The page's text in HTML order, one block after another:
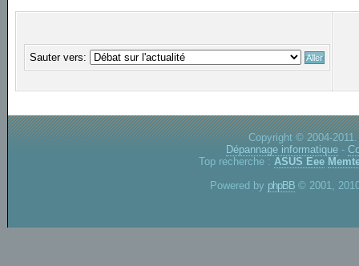
Sauter vers:
Copyright © 2004-
Dépannage informatique -
Top recherche : ASUS Eee
Powered by phpBB © 2001,